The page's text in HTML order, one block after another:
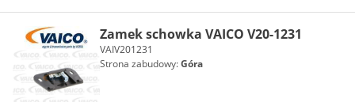
Zamek schowka VAICO V20-1231
VAIV201231
Strona zabudowy:Góra